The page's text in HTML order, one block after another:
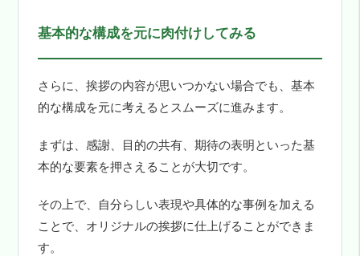
基本的な構成を元に肉付けしてみる
さらに、挨拶の内容が思いつかない場合でも、基本
的な構成を元に考えるとスムーズに進みます。
まずは、感謝、目的の共有、期待の表明といった基
本的な要素を押さえることが大切です。
その上で、自分らしい表現や具体的な事例を加える
ことで、オリジナルの挨拶に仕上げることができま
す。